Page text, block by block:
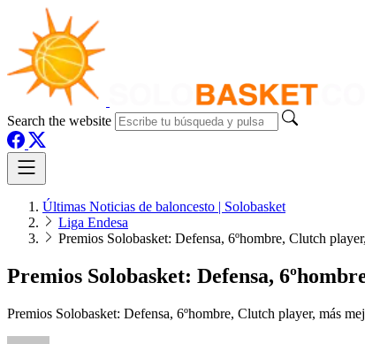
Search the website
Últimas Noticias de baloncesto | Solobasket
Liga Endesa
Premios Solobasket: Defensa, 6ºhombre, Clutch
Premios Solobasket: Defensa,
Premios Solobasket: Defensa, 6ºhombre, Clutch player, más